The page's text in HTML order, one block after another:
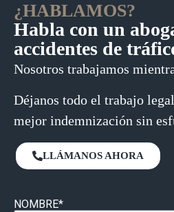
¿HABLAMOS?
Habla con un
accidentes de
Nosotros trabajamos
Déjanos todo el trabajo
mejor indemnización sin
LLÁMANOS AHORA
NOMBRE*